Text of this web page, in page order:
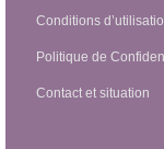
Conditions
Politique de
Contact et situation